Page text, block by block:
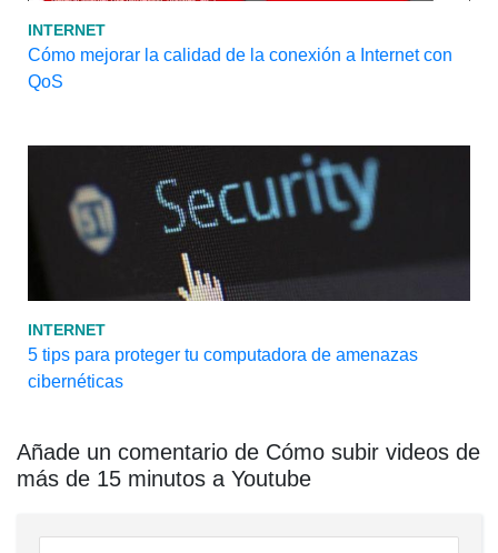
INTERNET
Cómo mejorar la calidad de la conexión a Internet con
QoS
INTERNET
5 tips para proteger tu computadora de amenazas
cibernéticas
Añade un comentario de Cómo subir videos de
más de 15 minutos a Youtube